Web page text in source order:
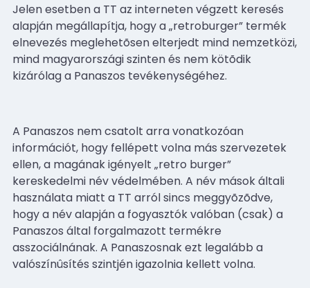
Jelen esetben a TT az interneten végzett keresés
alapján megállapítja, hogy a „retroburger” termék
elnevezés meglehetõsen elterjedt mind nemzetközi,
mind magyarországi szinten és nem kötõdik
kizárólag a Panaszos tevékenységéhez.
A Panaszos nem csatolt arra vonatkozóan
információt, hogy fellépett volna más szervezetek
ellen, a magának igényelt „retro burger”
kereskedelmi név védelmében. A név mások általi
használata miatt a TT arról sincs meggyõzõdve,
hogy a név alapján a fogyasztók valóban (csak) a
Panaszos által forgalmazott termékre
asszociálnának. A Panaszosnak ezt legalább a
valószínûsítés szintjén igazolnia kellett volna.